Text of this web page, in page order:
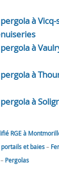
à
à
à
à
RGE à
portails et baies–
– Pergolas